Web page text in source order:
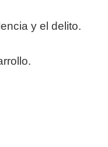
y el delito.